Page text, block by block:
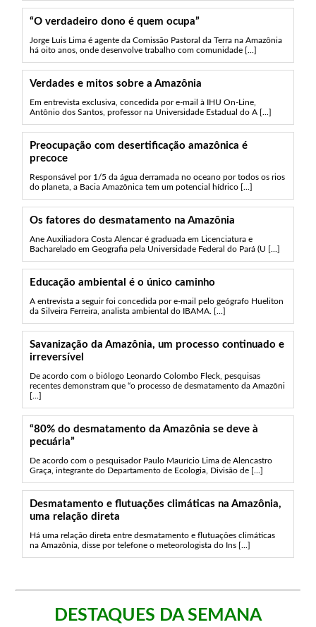
“O verdadeiro dono é quem ocupa”
Jorge Luis Lima é agente da Comissão Pastoral da Terra na Amazônia
há oito anos, onde desenvolve trabalho com comunidade [...]
Verdades e mitos sobre a Amazônia
Em entrevista exclusiva, concedida por e-mail à IHU On-Line,
Antônio dos Santos, professor na Universidade Estadual do A [...]
Preocupação com desertificação amazônica é
precoce
Responsável por 1/5 da água derramada no oceano por todos os rios
do planeta, a Bacia Amazônica tem um potencial hídrico [...]
Os fatores do desmatamento na Amazônia
Ane Auxiliadora Costa Alencar é graduada em Licenciatura e
Bacharelado em Geografia pela Universidade Federal do Pará (U [...]
Educação ambiental é o único caminho
A entrevista a seguir foi concedida por e-mail pelo geógrafo Hueliton
da Silveira Ferreira, analista ambiental do IBAMA. [...]
Savanização da Amazônia, um processo continuado e
irreversível
De acordo com o biólogo Leonardo Colombo Fleck, pesquisas
recentes demonstram que “o processo de desmatamento da Amazôni
[...]
“80% do desmatamento da Amazônia se deve à
pecuária”
De acordo com o pesquisador Paulo Maurício Lima de Alencastro
Graça, integrante do Departamento de Ecologia, Divisão de [...]
Desmatamento e flutuações climáticas na Amazônia,
uma relação direta
Há uma relação direta entre desmatamento e flutuações climáticas
na Amazônia, disse por telefone o meteorologista do Ins [...]
DESTAQUES DA SEMANA